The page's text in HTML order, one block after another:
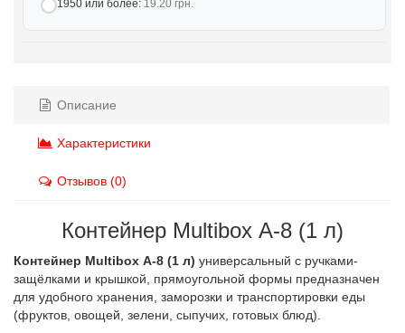
1950 или более: 19.20 грн.
Описание
Характеристики
Отзывов (0)
Контейнер Multibox А-8 (1 л)
Контейнер Multibox А-8 (1 л) универсальный с ручками-
защёлками и крышкой, прямоугольной формы предназначен
для удобного хранения, заморозки и транспортировки еды
(фруктов, овощей, зелени, сыпучих, готовых блюд).